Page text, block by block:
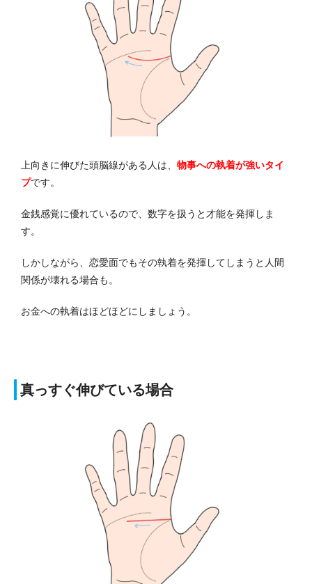
上向きに伸びた頭脳線がある人は、 物事への執着が強いタイ
プです。
金銭感覚に優れているので、数字を扱うと才能を発揮しま
す。
しかしながら、恋愛面でもその執着を発揮してしまうと人間
関係が壊れる場合も。
お金への執着はほどほどにしましょう。
真っすぐ伸びている場合